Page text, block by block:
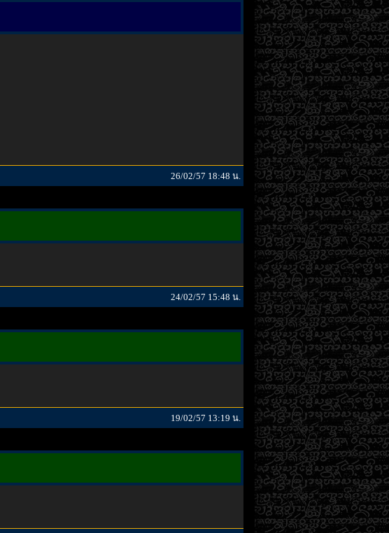
26/02/57 18:48 น.
24/02/57 15:48 น.
19/02/57 13:19 น.